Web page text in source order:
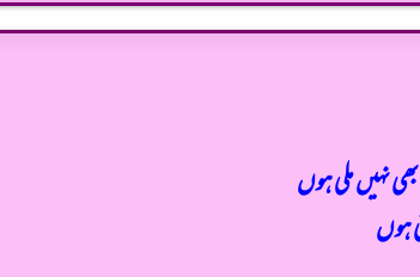
نہیں ملی ہوں
ہوں